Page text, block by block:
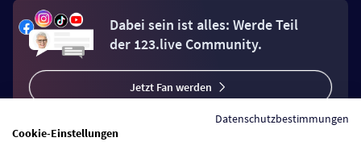
Dabei sein ist alles: Werde Teil
der 123.live Community.
Jetzt Fan werden
Datenschutzbestimmungen
Cookie-Einstellungen